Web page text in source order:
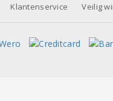
Klantenservice Veilig